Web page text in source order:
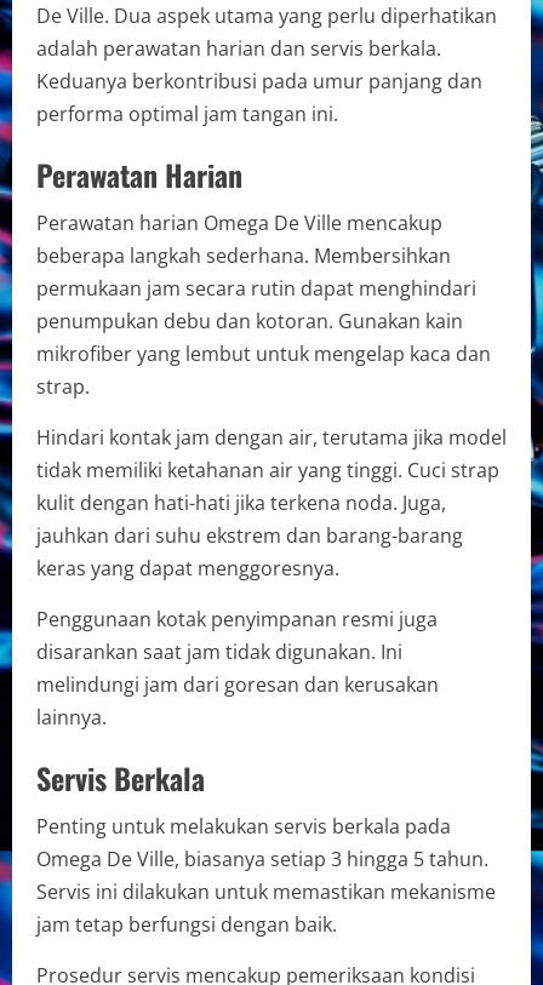
De Ville. Dua aspek utama yang perlu diperhatikan
adalah perawatan harian dan servis berkala.
Keduanya berkontribusi pada umur panjang dan
performa optimal jam tangan ini.
Perawatan Harian
Perawatan harian Omega De Ville mencakup
beberapa langkah sederhana. Membersihkan
permukaan jam secara rutin dapat menghindari
penumpukan debu dan kotoran. Gunakan kain
mikrofiber yang lembut untuk mengelap kaca dan
strap.
Hindari kontak jam dengan air, terutama jika model
tidak memiliki ketahanan air yang tinggi. Cuci strap
kulit dengan hati-hati jika terkena noda. Juga,
jauhkan dari suhu ekstrem dan barang-barang
keras yang dapat menggoresnya.
Penggunaan kotak penyimpanan resmi juga
disarankan saat jam tidak digunakan. Ini
melindungi jam dari goresan dan kerusakan
lainnya.
Servis Berkala
Penting untuk melakukan servis berkala pada
Omega De Ville, biasanya setiap 3 hingga 5 tahun.
Servis ini dilakukan untuk memastikan mekanisme
jam tetap berfungsi dengan baik.
Prosedur servis mencakup pemeriksaan kondisi